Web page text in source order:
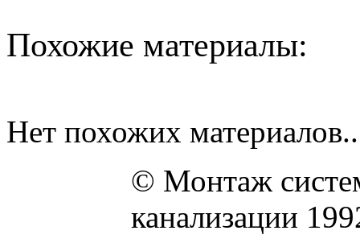
Похожие материалы:
Нет похожих
© Монтаж
канализации